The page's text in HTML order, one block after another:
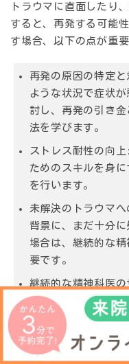
トラウマに直面したり
すると、再発する可能
す場合、以下の点が重
再発の原因の特定
ような状況で症状
討し、再発の引き
法を学びます。
ストレス耐性の向上:
ためのスキルを身
を行います。
未解決のトラウマ
背景に、まだ十分
場合は、継続的な
要です。
継続的な精神科医
定期的に精神科医
必要に応じて薬物
つながります。
周囲の理解とサポー